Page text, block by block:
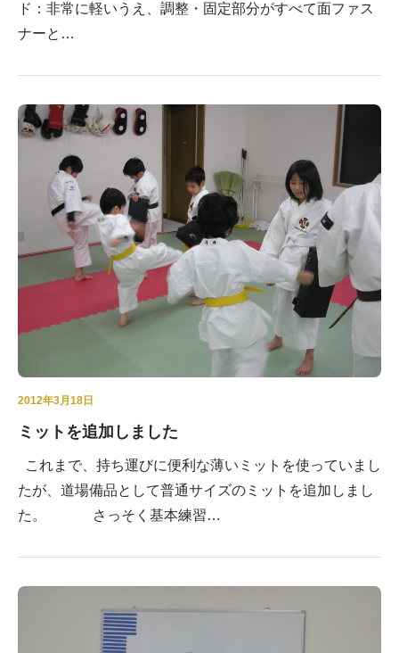
ド：非常に軽いうえ、調整・固定部分がすべて面ファス
ナーと…
2012年3月18日
ミットを追加しました
これまで、持ち運びに便利な薄いミットを使っていまし
たが、道場備品として普通サイズのミットを追加しまし
た。 さっそく基本練習…